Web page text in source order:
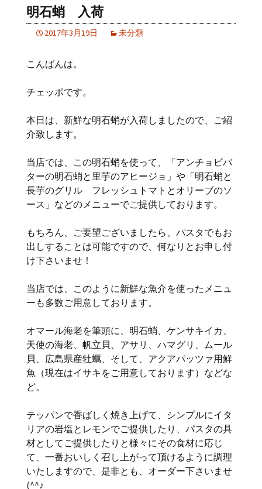
明石蛸 入荷
2017年3月19日 未分類
こんばんは。
チェッポです。
本日は、新鮮な明石蛸が入荷しましたので、ご紹
介致します。
当店では、この明石蛸を使って、「アンチョビバ
ターの明石蛸と里芋のアヒージョ」や「明石蛸と
長芋のグリル フレッシュトマトとオリーブのソ
ース」などのメニューでご提供しております。
もちろん、ご要望ございましたら、パスタでもお
出しすることは可能ですので、何なりとお申し付
け下さいませ！
当店では、このように新鮮な魚介を使ったメニュ
ーも多数ご用意しております。
オマール海老を筆頭に、明石蛸、ケンサキイカ、
天使の海老、帆立貝、アサリ、ハマグリ、ムール
貝、広島県産牡蠣、そして、アクアパッツァ用鮮
魚（現在はイサキをご用意しております）などな
ど。
テッパンで香ばしく焼き上げて、シンプルにイタ
リアの岩塩とレモンでご提供したり、パスタの具
材としてご提供したりと様々にその食材に応じ
て、一番おいしく召し上がって頂けるように調理
いたしますので、是非とも、オーダー下さいませ
(^^♪